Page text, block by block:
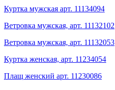
Куртка мужская арт. 11134094
Ветровка мужская, арт. 11132102
Ветровка мужская, арт. 11132053
Куртка женская, арт. 11234054
Плащ женский арт. 11230086